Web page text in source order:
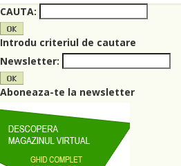
CAUTA:
Introdu criteriul de cautare
Newsletter:
Aboneaza-te la newsletter